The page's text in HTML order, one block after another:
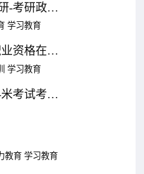
-考研政治
学习教育
资格在线
学习教育
考试考研
教育 学习教育